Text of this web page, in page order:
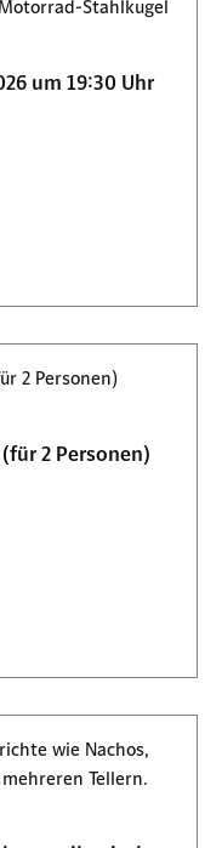
um 19:30 Uhr
2 Personen)